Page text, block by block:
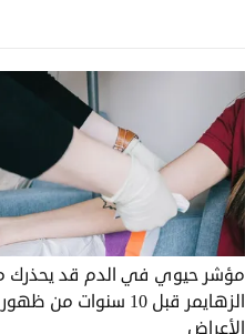
مؤشر حيوي في الدم قد يحذرك
الزهايمر قبل 10 سنوات من ظهور
الأعراض